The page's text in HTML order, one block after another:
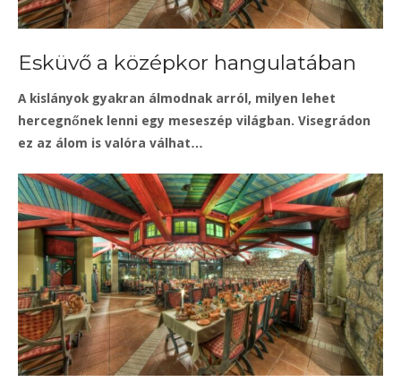
Esküvő a középkor hangulatában
A kislányok gyakran álmodnak arról, milyen lehet
hercegnőnek lenni egy meseszép világban. Visegrádon
ez az álom is valóra válhat…